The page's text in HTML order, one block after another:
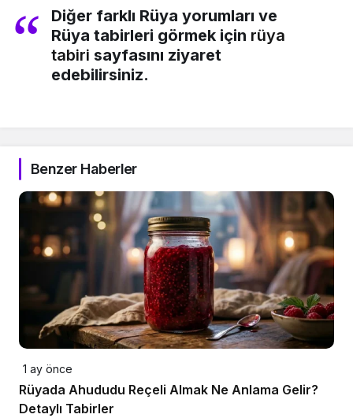
Diğer farklı Rüya yorumları ve
Rüya tabirleri görmek için rüya
tabiri sayfasını ziyaret
edebilirsiniz.
Benzer Haberler
1 ay önce
Rüyada Ahududu Reçeli Almak Ne Anlama Gelir?
Detaylı Tabirler